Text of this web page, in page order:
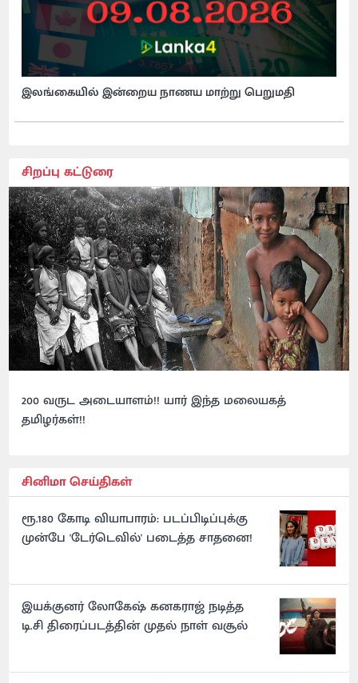
இலங்கையில் இன்றைய நாணய மாற்று பெறுமதி
சிறப்பு கட்டுரை
200 வருட அடையாளம்!! யார் இந்த மலையகத்
தமிழர்கள்!!
சினிமா செய்திகள்
ரூ.180 கோடி வியாபாரம்: படப்பிடிப்புக்கு
முன்பே 'டேர்டெவில்' படைத்த சாதனை!
இயக்குனர் லோகேஷ் கனகராஜ் நடித்த
டி.சி திரைப்படத்தின் முதல் நாள் வசூல்